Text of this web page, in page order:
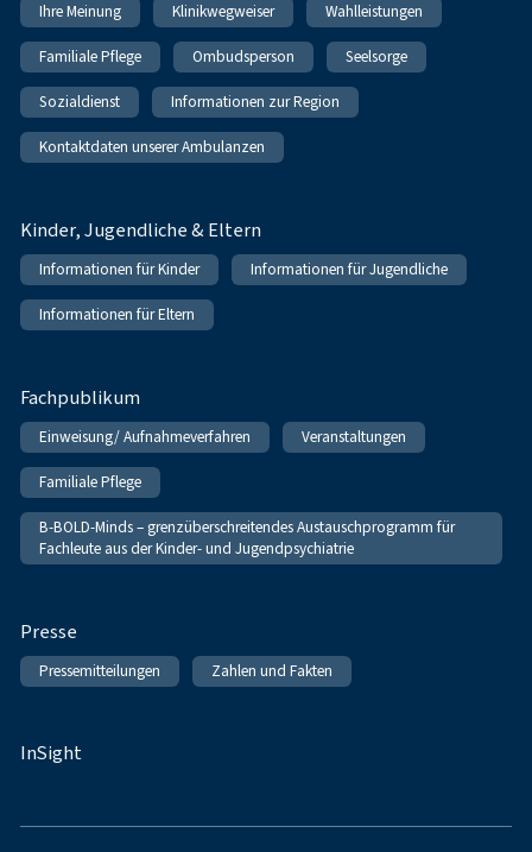
Ihre Meinung Klinikwegweiser Wahlleistungen
Familiale Pflege Ombudsperson Seelsorge
Sozialdienst Informationen zur Region
Kontaktdaten unserer Ambulanzen
Kinder, Jugendliche & Eltern
Informationen für Kinder Informationen für Jugendliche
Informationen für Eltern
Fachpublikum
Einweisung/ Aufnahmeverfahren Veranstaltungen
Familiale Pflege
B-BOLD-Minds – grenzüberschreitendes Austauschprogramm für
Fachleute aus der Kinder- und Jugendpsychiatrie
Presse
Pressemitteilungen Zahlen und Fakten
InSight